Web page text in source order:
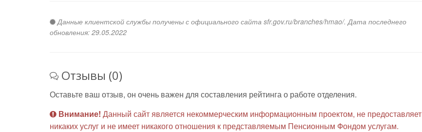
Данные клиентской службы получены с официального сайта sfr.gov.ru/branches/hmao/. Дата последнего
обновления: 29.05.2022
Отзывы (0)
Оставьте ваш отзыв, он очень важен для составления рейтинга о работе отделения.
Внимание! Данный сайт является некоммерческим информационным проектом, не предоставляет
никаких услуг и не имеет никакого отношения к представляемым Пенсионным Фондом услугам.